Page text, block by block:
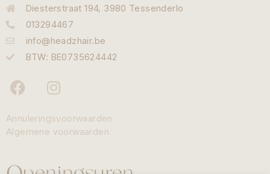
Diesterstraat 194, 3980 Tessenderlo
013294467
info@headzhair.be
BTW: BE0735624442
Annuleringsvoorwaarden
Algemene voorwaarden